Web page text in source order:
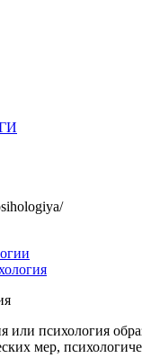
или психология
мер,